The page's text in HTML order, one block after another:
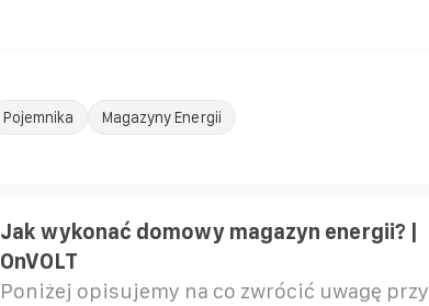
Pojemnika Magazyny Energii
Jak wykonać domowy magazyn energii? |
OnVOLT
Poniżej opisujemy na co zwrócić uwagę przy